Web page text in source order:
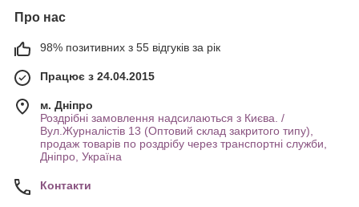
Про нас
98% позитивних з 55 відгуків за рік
Працює з 24.04.2015
м. Дніпро
Роздрібні замовлення надсилаються з Києва. /
Вул.Журналістів 13 (Оптовий склад закритого типу),
продаж товарів по роздрібу через транспортні служби,
Дніпро, Україна
Контакти